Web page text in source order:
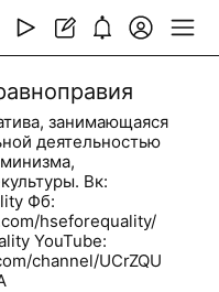
занимающаяся
деятельностью
Вк:
Фб:
hseforequality/
YouTube:
channel/UCrZQU